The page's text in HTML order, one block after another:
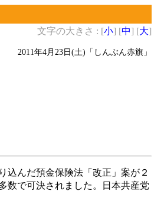
文字の大きさ : [小] [中] [大]
2011年4月23日(土) 「しんぶん赤旗」
んだ預金保険法「改正」案が２
数で可決されました。日本共産党